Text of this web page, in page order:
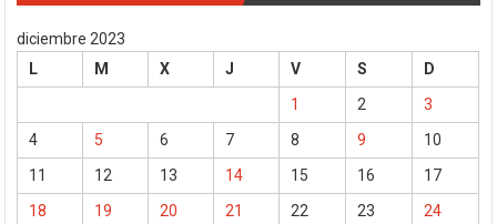
diciembre 2023
L
M X J V S
D
1
2
3
4
5 6 7 8 9
10
11
12 13 14 15 16
17
18
19 20 21 22 23
24